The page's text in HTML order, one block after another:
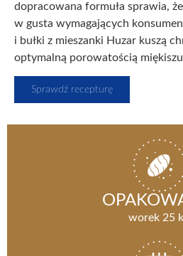
dopracowana formuła sprawia,
w gusta wymagających
i bułki z mieszanki Huzar kuszą
optymalną porowatością
Sprawdź recepturę
worek 25